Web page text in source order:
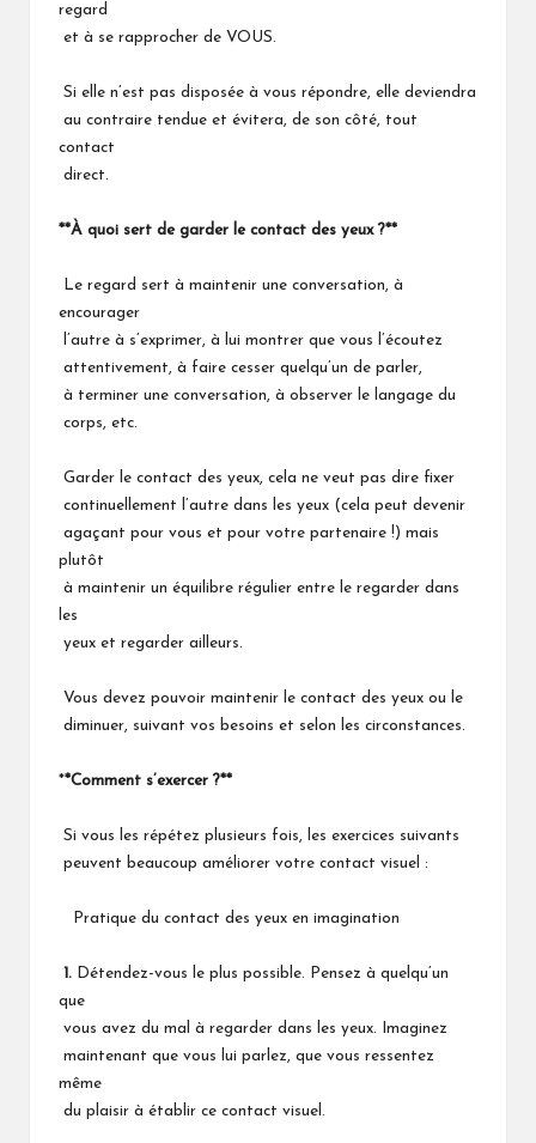
regard
et à se rapprocher de VOUS.
Si elle n’est pas disposée à vous répondre, elle deviendra
au contraire tendue et évitera, de son côté, tout
contact
direct.
**À quoi sert de garder le contact des yeux ?**
Le regard sert à maintenir une conversation, à
encourager
l’autre à s’exprimer, à lui montrer que vous l’écoutez
attentivement, à faire cesser quelqu’un de parler,
à terminer une conversation, à observer le langage du
corps, etc.
Garder le contact des yeux, cela ne veut pas dire fixer
continuellement l’autre dans les yeux (cela peut devenir
agaçant pour vous et pour votre partenaire !) mais
plutôt
à maintenir un équilibre régulier entre le regarder dans
les
yeux et regarder ailleurs.
Vous devez pouvoir maintenir le contact des yeux ou le
diminuer, suivant vos besoins et selon les circonstances.
**Comment s’exercer ?**
Si vous les répétez plusieurs fois, les exercices suivants
peuvent beaucoup améliorer votre contact visuel :
Pratique du contact des yeux en imagination
1. Détendez-vous le plus possible. Pensez à quelqu’un
que
vous avez du mal à regarder dans les yeux. Imaginez
maintenant que vous lui parlez, que vous ressentez
même
du plaisir à établir ce contact visuel.